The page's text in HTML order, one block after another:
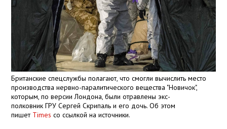
Британские спецслужбы полагают, что смогли вычислить место
производства нервно-паралитического вещества "Новичок",
которым, по версии Лондона, были отравлены экс-
полковник ГРУ Сергей Скрипаль и его дочь. Об этом
пишет Times со ссылкой на источники.